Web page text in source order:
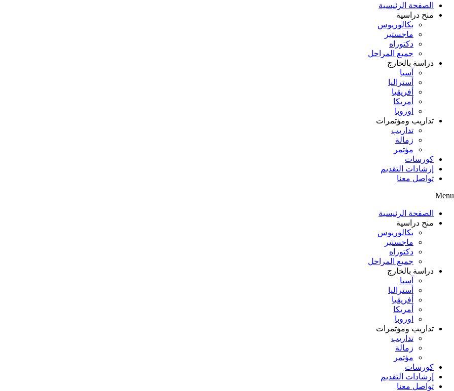
الصفحة الرئيسية
منح دراسية
بكالوريوس
ماجستير
دكتوراه
جميع المراحل
دراسة بالخارج
آسيا
أستراليا
أفريقيا
أمريكا
اوروبا
تداريب ومؤتمرات
تداريب
زمالة
مؤتمر
كورسات
إرشادات التقديم
تواصل معنا
Menu
الصفحة الرئيسية
منح دراسية
بكالوريوس
ماجستير
دكتوراه
جميع المراحل
دراسة بالخارج
آسيا
أستراليا
أفريقيا
أمريكا
اوروبا
تداريب ومؤتمرات
تداريب
زمالة
مؤتمر
كورسات
إرشادات التقديم
تواصل معنا